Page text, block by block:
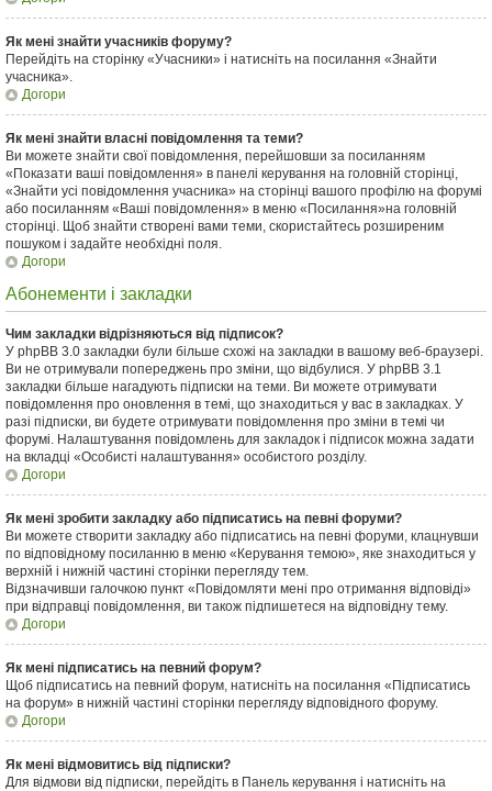
Як мені знайти учасників форуму?
Перейдіть на сторінку «Учасники» і натисніть на посилання «Знайти
учасника».
Догори
Як мені знайти власні повідомлення та теми?
Ви можете знайти свої повідомлення, перейшовши за посиланням
«Показати ваші повідомлення» в панелі керування на головній сторінці,
«Знайти усі повідомлення учасника» на сторінці вашого профілю на форумі
або посиланням «Ваші повідомлення» в меню «Посилання»на головній
сторінці. Щоб знайти створені вами теми, скористайтесь розширеним
пошуком і задайте необхідні поля.
Догори
Абонементи і закладки
Чим закладки відрізняються від підписок?
У phpBB 3.0 закладки були більше схожі на закладки в вашому веб-браузері.
Ви не отримували попереджень про зміни, що відбулися. У phpBB 3.1
закладки більше нагадують підписки на теми. Ви можете отримувати
повідомлення про оновлення в темі, що знаходиться у вас в закладках. У
разі підписки, ви будете отримувати повідомлення про зміни в темі чи
форумі. Налаштування повідомлень для закладок і підписок можна задати
на вкладці «Особисті налаштування» особистого розділу.
Догори
Як мені зробити закладку або підписатись на певні форуми?
Ви можете створити закладку або підписатись на певні форуми, клацнувши
по відповідному посиланню в меню «Керування темою», яке знаходиться у
верхній і нижній частині сторінки перегляду тем.
Відзначивши галочкою пункт «Повідомляти мені про отримання відповіді»
при відправці повідомлення, ви також підпишетеся на відповідну тему.
Догори
Як мені підписатись на певний форум?
Щоб підписатись на певний форум, натисніть на посилання «Підписатись
на форум» в нижній частині сторінки перегляду відповідного форуму.
Догори
Як мені відмовитись від підписки?
Для відмови від підписки, перейдіть в Панель керування і натисніть на